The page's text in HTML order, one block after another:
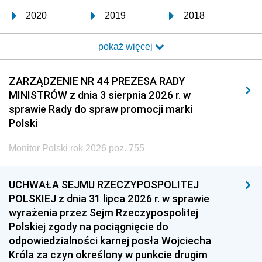
2020 2019 2018
2017 2016 2015
2014 2013 2012
2011 2010 2009
2008 2007 2006
2005
1996 1995 1994
1993 1992 1991
1990 1989
1987 1986 1985
pokaż więcej
ZARZĄDZENIE NR 44 PREZESA RADY
MINISTRÓW z dnia 3 sierpnia 2026 r. w
sprawie Rady do spraw promocji marki
Polski
Monitor Polski rok 2026 poz. 755
UCHWAŁA SEJMU RZECZYPOSPOLITEJ
POLSKIEJ z dnia 31 lipca 2026 r. w sprawie
wyrażenia przez Sejm Rzeczypospolitej
Polskiej zgody na pociągnięcie do
odpowiedzialności karnej posła Wojciecha
Króla za czyn określony w punkcie drugim